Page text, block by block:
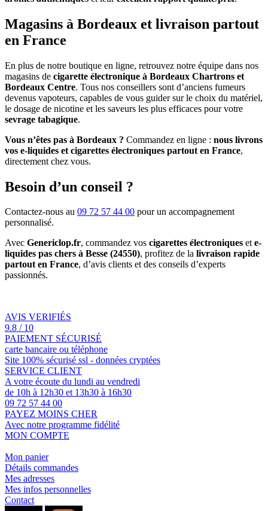
Magasins à Bordeaux et livraison partout
en France
En plus de notre boutique en ligne, retrouvez notre équipe dans nos
magasins de cigarette électronique à Bordeaux Chartrons et
Bordeaux Centre. Tous nos conseillers sont d’anciens fumeurs
devenus vapoteurs, capables de vous guider sur le choix du matériel,
le dosage de nicotine et les saveurs les plus efficaces pour votre
sevrage tabagique.
Vous n’êtes pas à Bordeaux ? Commandez en ligne : nous livrons
vos e-liquides et cigarettes électroniques partout en France,
directement chez vous.
Besoin d’un conseil ?
Contactez-nous au 09 72 57 44 00 pour un accompagnement
personnalisé.
Avec Genericlop.fr, commandez vos cigarettes électroniques ete-
liquides pas chers à Besse (24550), profitez de la livraison rapide
partout en France, d’avis clients et des conseils d’experts
passionnés.
AVIS VERIFIÉS
9.8 / 10
PAIEMENT SÉCURISÉ
carte bancaire ou téléphone
Site 100% sécurisé ssl - données cryptées
SERVICE CLIENT
A votre écoute du lundi au vendredi
de 10h à 12h30 et 13h30 à 16h30
09 72 57 44 00
PAYEZ MOINS CHER
Avec notre programme fidélité
MON COMPTE
Mon panier
Détails commandes
Mes adresses
Mes infos personnelles
Contact